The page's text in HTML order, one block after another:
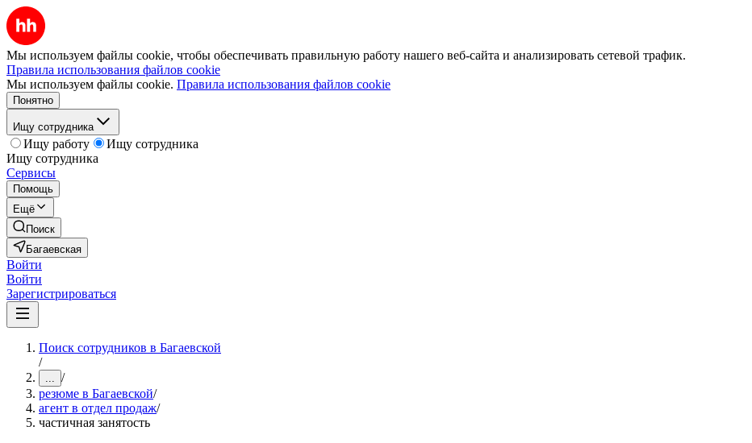
Мы используем файлы cookie, чтобы обеспечивать правильную работу нашего веб-сайта и анализировать сетевой трафик.
Правила использования файлов cookie
Мы используем файлы cookie. Правила использования файлов cookie
Понятно
Ищу сотрудника
Ищу работу
Ищу сотрудника
Ищу сотрудника
Сервисы
Помощь
Ещё
Поиск
Багаевская
Войти
Войти
Зарегистрироваться
Поиск сотрудников в Багаевской
/
... /
резюме в Багаевской/
агент в отдел продаж/
частичная занятость